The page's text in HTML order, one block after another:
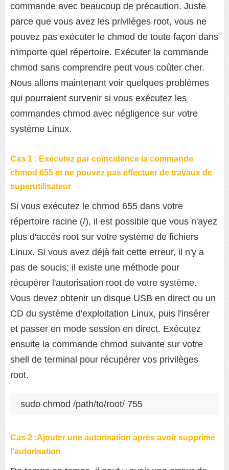
commande avec beaucoup de précaution. Juste
parce que vous avez les privilèges root, vous ne
pouvez pas exécuter le chmod de toute façon dans
n'importe quel répertoire. Exécuter la commande
chmod sans comprendre peut vous coûter cher.
Nous allons maintenant voir quelques problèmes
qui pourraient survenir si vous exécutez les
commandes chmod avec négligence sur votre
système Linux.
Cas 1 : Exécutez par coïncidence la commande
chmod 655 et ne pouvez pas effectuer de travaux de
superutilisateur
Si vous exécutez le chmod 655 dans votre
répertoire racine (/), il est possible que vous n'ayez
plus d'accès root sur votre système de fichiers
Linux. Si vous avez déjà fait cette erreur, il n'y a
pas de soucis; il existe une méthode pour
récupérer l'autorisation root de votre système.
Vous devez obtenir un disque USB en direct ou un
CD du système d'exploitation Linux, puis l'insérer
et passer en mode session en direct. Exécutez
ensuite la commande chmod suivante sur votre
shell de terminal pour récupérer vos privilèges
root.
sudo chmod /path/to/root/ 755
Cas 2 :Ajouter une autorisation après avoir supprimé
l'autorisation